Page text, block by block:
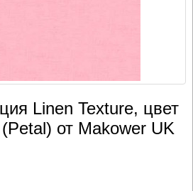
Linen Texture, цвет
от Makower UK